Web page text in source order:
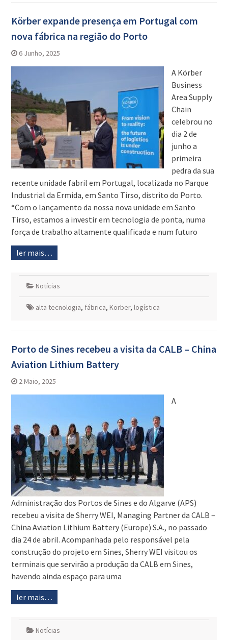
Körber expande presença em Portugal com
nova fábrica na região do Porto
6 Junho, 2025
A Körber
Business
Area Supply
Chain
celebrou no
dia 2 de
junho a
primeira
pedra da sua
recente unidade fabril em Portugal, localizada no Parque
Industrial da Ermida, em Santo Tirso, distrito do Porto.
“Com o lançamento da nossa nova unidade em Santo
Tirso, estamos a investir em tecnologia de ponta, numa
força de trabalho altamente qualificada e num futuro
ler mais…
Notícias
alta tecnologia, fábrica, Körber, logística
Porto de Sines recebeu a visita da CALB – China
Aviation Lithium Battery
2 Maio, 2025
A
Administração dos Portos de Sines e do Algarve (APS)
recebeu a visita de Sherry WEI, Managing Partner da CALB –
China Aviation Lithium Battery (Europe) S.A., no passado
dia 24 de abril. Acompanhada pelo responsável pela
construção do projeto em Sines, Sherry WEI visitou os
terminais que servirão a produção da CALB em Sines,
havendo ainda espaço para uma
ler mais…
Notícias